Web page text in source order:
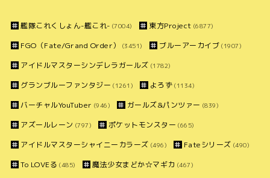
艦隊これくしょん-艦これ- (7004) 東方Project (6877)
FGO（Fate/Grand Order） (3451) ブルーアーカイブ (1907)
アイドルマスターシンデレラガールズ (1782)
グランブルーファンタジー (1261) よろず (1134)
バーチャルYouTuber (946) ガールズ&パンツァー (839)
アズールレーン (797) ポケットモンスター (665)
アイドルマスターシャイニーカラーズ (496) Fateシリーズ (490)
To LOVEる (485) 魔法少女まどか☆マギカ (467)